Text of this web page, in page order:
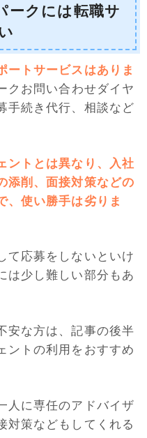
ークには転職サ
ートサービスはありま
クお問い合わせダイヤ
手続き代行、相談など
ントとは異なり、入社
添削、面接対策などの
、使い勝手は劣りま
て応募をしないといけ
は少し難しい部分もあ
安な方は、記事の後半
ントの利用をおすすめ
人に専任のアドバイザ
対策などもしてくれる